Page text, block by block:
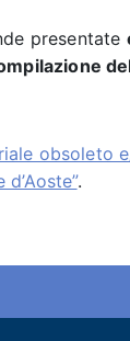
presentate
obsoleto
.